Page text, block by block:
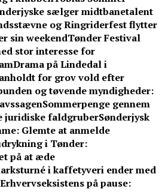
sælger midtbanetalent
og Ringriderfest flytter
sin weekendTønder Festival
stor interesse for
Drama på Lindedal i
for grov vold efter
og tøvende myndigheder:
Sommerpenge gennem
juridiske faldgruberSønderjysk
Glemte at anmelde
i Tønder:
på at æde
i kaffetyveri ender med
Erhvervseksistens på pause: